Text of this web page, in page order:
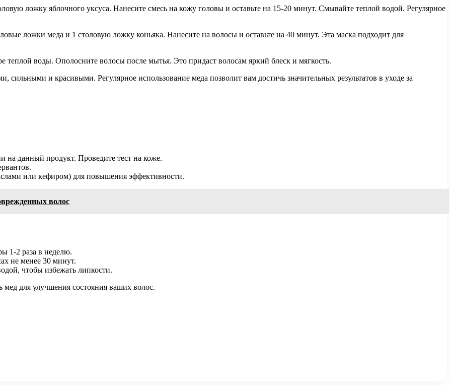
ложку яблочного уксуса. Нанесите смесь на кожу головы и оставьте на 15-20 минут. Смывайте теплой водой. Регулярное
ложки меда и 1 столовую ложку коньяка. Нанесите на волосы и оставьте на 40 минут. Эта маска подходит для
теплой воды. Ополосните волосы после мытья. Это придаст волосам яркий блеск и мягкость.
и красивыми. Регулярное использование меда позволит вам достичь значительных результатов в уходе за
на данный продукт. Проведите тест на коже.
или кефиром) для повышения эффективности.
волос
1-2 раза в неделю.
не менее 30 минут.
чтобы избежать липкости.
для улучшения состояния ваших волос.